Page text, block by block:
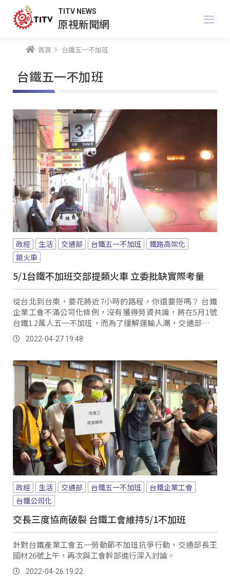
TITV NEWS
原視新聞網
首頁 台鐵五一不加班
台鐵五一不加班
政經 生活 交通部 台鐵五一不加班
鐵路高架化
類火車
5/1台鐵不加班交部提類火車 立委批缺實際考量
從台北到台東，要花將近7小時的路程，你還要搭嗎？ 台鐵
企業工會不滿公司化條例，沒有獲得勞資共識，將在5月1號
台鐵1.2萬人五一不加班，而為了緩解運輸人潮，交通部提出
類火車計畫，由遊覽車接駁，但卻被立委質疑，這樣的計畫
到底有沒有經過實質的考量？ 民進黨立法委員劉櫂豪指出：
2022-04-27 19:48
政經 生活 交通部 台鐵五一不加班
台鐵企業工會
台鐵公司化
交長三度協商破裂 台鐵工會維持5/1不加班
針對台鐵產業工會五一勞動節不加班抗爭行動，交通部長王
國材26號上午，再次與工會幹部進行深入討論。
2022-04-26 19:22